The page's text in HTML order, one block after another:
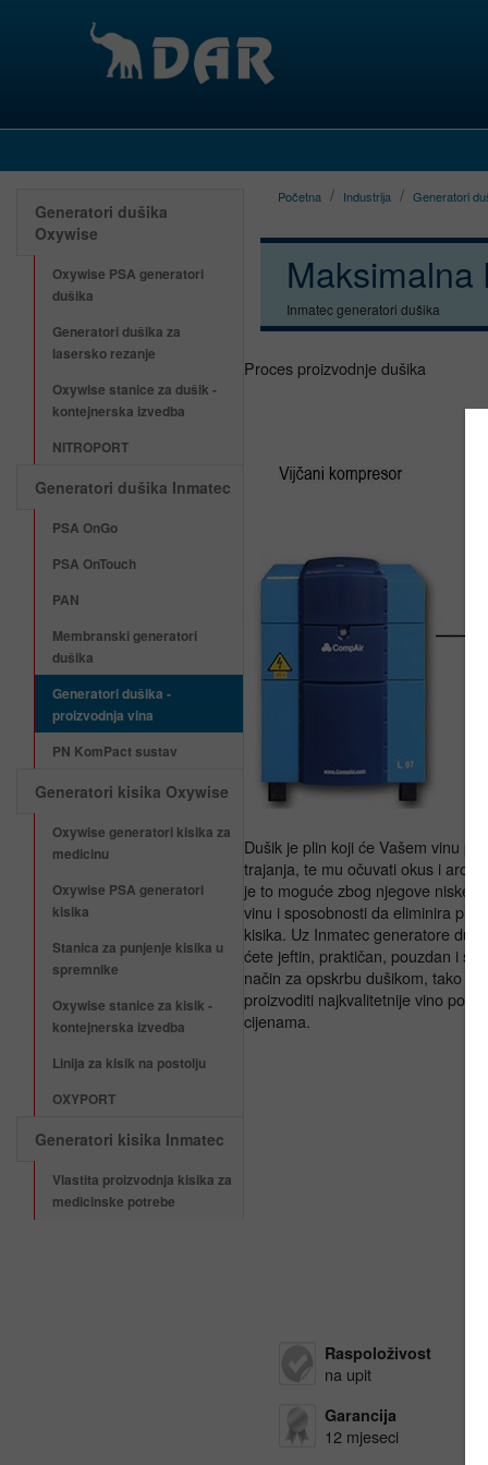
Generatori dušika
Oxywise
Oxywise PSA generatori
dušika
Generatori dušika za
lasersko rezanje
Oxywise stanice za dušik -
kontejnerska izvedba
NITROPORT
Generatori dušika Inmatec
PSA OnGo
PSA OnTouch
PAN
Membranski generatori
dušika
Generatori dušika -
proizvodnja vina
PN KomPact sustav
Generatori kisika Oxywise
Oxywise generatori kisika za
medicinu
Oxywise PSA generatori
kisika
Stanica za punjenje kisika u
spremnike
Oxywise stanice za kisik -
kontejnerska izvedba
Linija za kisik na postolju
OXYPORT
Generatori kisika Inmatec
Vlastita proizvodnja kisika za
medicinske potrebe
Početna Industrija Generatori
Maksimalna
Inmatec generatori dušika
Proces proizvodnje dušika
Dušik je plin koji će Vašem vinu
trajanja, te mu očuvati okus i
je to moguće zbog njegove niske
vinu i sposobnosti da eliminira
kisika. Uz Inmatec generatore
ćete jeftin, praktičan, pouzdan i
način za opskrbu dušikom, tako
proizvoditi najkvalitetnije vino po
cijenama.
Raspoloživost
na upit
Garancija
12 mjeseci